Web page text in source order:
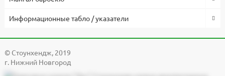
Информационные табло / указатели
© Cтоунхендж, 2019
г. Нижний Новгород